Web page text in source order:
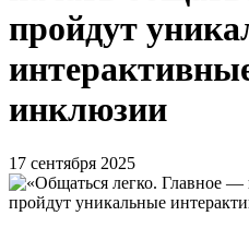
пройдут
инклюзии
17 сентября 2025